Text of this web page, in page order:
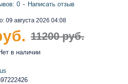
09 августа 2026 04:08
в наличии
0 - Написать отзыв
11200 руб.